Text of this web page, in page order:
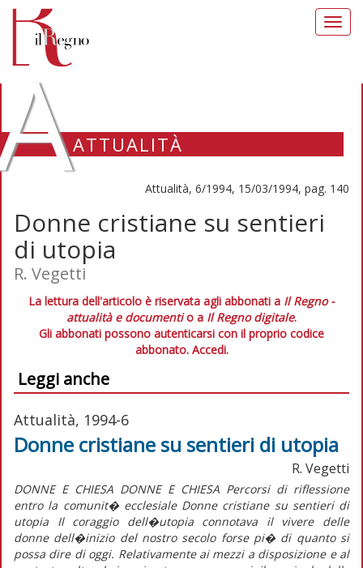
ATTUALITÀ
Attualità, 6/1994, 15/03/1994, pag. 140
Donne cristiane su sentieri
di utopia
R. Vegetti
La lettura dell'articolo è riservata agli abbonati a Il Regno -
attualità e documentio a Il Regno digitale.
Gli abbonati possono autenticarsi con il proprio codice
abbonato. Accedi.
Leggi anche
Attualità, 1994-6
Donne cristiane su sentieri di utopia
R. Vegetti
DONNE E CHIESA DONNE E CHIESA Percorsi di riflessione
entro la comunit� ecclesiale Donne cristiane su sentieri di
utopia Il coraggio dell�utopia connotava il vivere delle
donne dell�inizio del nostro secolo forse pi� di quanto si
possa dire di oggi. Relativamente ai mezzi a disposizione e al